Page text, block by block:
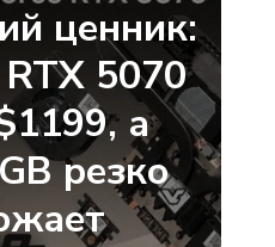
ценник:
5070
а
резко